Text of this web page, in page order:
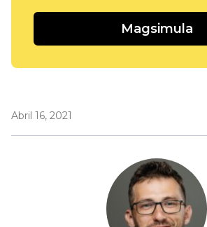
Magsimula
Abril 16, 2021